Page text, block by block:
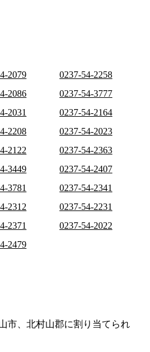
2079
0237-54-2258
2086
0237-54-3777
2031
0237-54-2164
2208
0237-54-2023
2122
0237-54-2363
3449
0237-54-2407
3781
0237-54-2341
2312
0237-54-2231
2371
0237-54-2022
2479
市、北村山郡に割り当てられ